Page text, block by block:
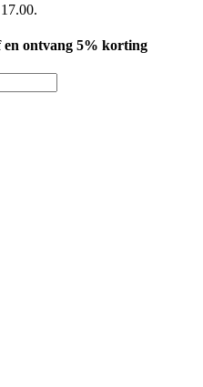
en ontvang 5% korting